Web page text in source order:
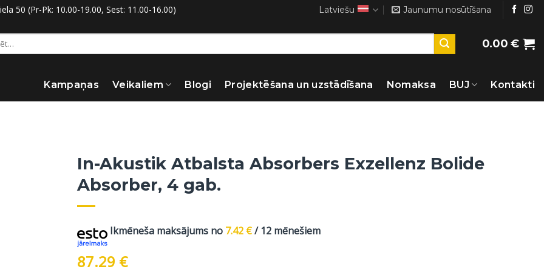
50 (Pr-Pk: 10.00-19.00, Sest: 11.00-16.00) Latviešu Jaunumu nosūtīšana
0.00€
Kampaņas Veikaliem Blogi Projektēšana un uzstādīšana Nomaksa BUJ Kontakti
In-Akustik Atbalsta Absorbers Exzellenz Bolide
Absorber, 4 gab.
Ikmēneša maksājums no 7.42 €/ 12 mēnešiem
87.29 €